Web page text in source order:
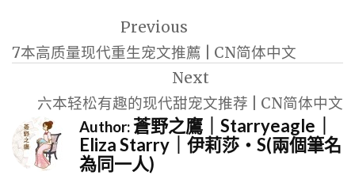
導
覽
Previous
7本高质量现代重生宠文推薦 | CN简体中文
Next
六本轻松有趣的现代甜宠文推荐 | CN简体中文
Author:蒼野之鷹｜Starryeagle｜
Eliza Starry｜伊莉莎・S(兩個筆名
為同一人)